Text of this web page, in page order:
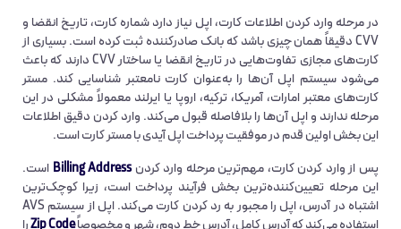
در مرحله وارد کردن اطلاعات کارت، اپل نیاز دارد شماره کارت، تاریخ انقضا و
CVV دقیقاً همان چیزی باشد که بانک صادرکننده ثبت کرده است. بسیاری از
کارت‌های مجازی تفاوت‌هایی در تاریخ انقضا یا ساختار CVV دارند که باعث
می‌شود سیستم اپل آن‌ها را به‌عنوان کارت نامعتبر شناسایی کند. مستر
کارت‌های معتبر امارات، آمریکا، ترکیه، اروپا یا ایرلند معمولاً مشکلی در این
مرحله ندارند و اپل آن‌ها را بلافاصله قبول می‌کند. وارد کردن دقیق اطلاعات
این بخش اولین قدم در موفقیت پرداخت اپل آیدی با مستر کارت است.
پس از وارد کردن کارت، مهم‌ترین مرحله وارد کردنBilling Address است.
این مرحله تعیین‌کننده‌ترین بخش فرآیند پرداخت است، زیرا کوچک‌ترین
اشتباه در آدرس، اپل را مجبور به رد کردن کارت می‌کند. اپل از سیستم AVS
استفاده می‌کند که آدرس کامل، آدرس خط دوم، شهر و مخصوصاًZip Codeرا